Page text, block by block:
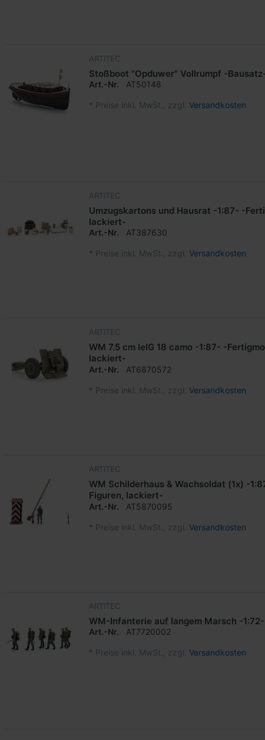
ARTITEC
Stoßboot "Opduwer" Vollrumpf -
Art.-Nr. AT50148
* Preise inkl. MwSt., zzgl. Versandkosten
ARTITEC
Umzugskartons und Hausrat -1:87- -
lackiert-
Art.-Nr. AT387630
* Preise inkl. MwSt., zzgl. Versandkosten
ARTITEC
WM 7.5 cm leIG 18 camo -1:87- -
lackiert-
Art.-Nr. AT6870572
* Preise inkl. MwSt., zzgl. Versandkosten
ARTITEC
WM Schilderhaus & Wachsoldat (1x) -
Figuren, lackiert-
Art.-Nr. AT5870095
* Preise inkl. MwSt., zzgl. Versandkosten
ARTITEC
WM-Infanterie auf langem Marsch -
Art.-Nr. AT7720002
* Preise inkl. MwSt., zzgl. Versandkosten